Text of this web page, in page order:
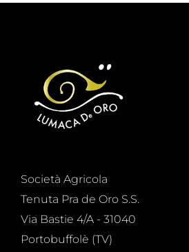
Società Agricola
Tenuta Pra de Oro S.S.
Via Bastie 4/A - 31040
Portobuffolè (TV)